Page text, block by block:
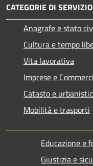
CATEGORIE DI SERVIZIO
Anagrafe e stato
Cultura e tempo
Vita lavorativa
Imprese e
Catasto e
Mobilità e trasporti
Educazione e
Giustizia e